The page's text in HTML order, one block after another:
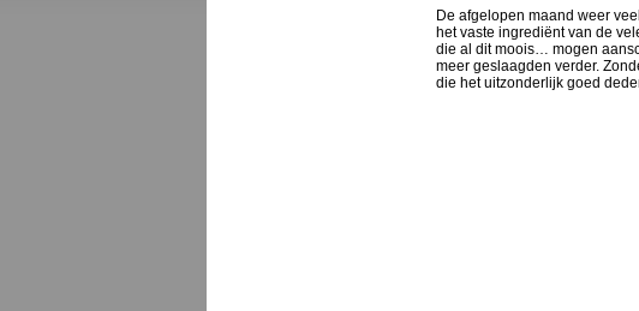
De afgelopen maand weer
het vaste ingrediënt van de
die al dit moois… mogen
meer geslaagden verder.
die het uitzonderlijk goed